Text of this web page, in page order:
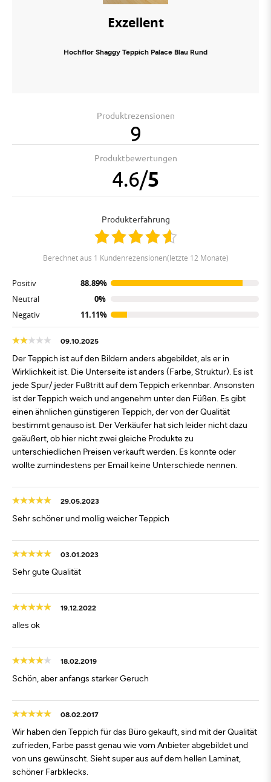
Exzellent
Hochflor Shaggy Teppich Palace Blau Rund
Produktrezensionen
9
Produktbewertungen
4.6/5
Produkterfahrung
berechnet aus 1 Kundenrezensionen(letzte 12 Monate)
Positiv
88.89%
Neutral
0%
Negativ
11.11%
09.10.2025
Der Teppich ist auf den Bildern anders abgebildet, als er in
Wirklichkeit ist. Die Unterseite ist anders (Farbe, Struktur). Es ist
jede Spur/ jeder Fußtritt auf dem Teppich erkennbar. Ansonsten
ist der Teppich weich und angenehm unter den Füßen. Es gibt
einen ähnlichen günstigeren Teppich, der von der Qualität
bestimmt genauso ist. Der Verkäufer hat sich leider nicht dazu
geäußert, ob hier nicht zwei gleiche Produkte zu
unterschiedlichen Preisen verkauft werden. Es konnte oder
wollte zumindestens per Email keine Unterschiede nennen.
29.05.2023
Sehr schöner und mollig weicher Teppich
03.01.2023
Sehr gute Qualität
19.12.2022
alles ok
18.02.2019
Schön, aber anfangs starker Geruch
08.02.2017
Wir haben den Teppich für das Büro gekauft, sind mit der Qualität
zufrieden, Farbe passt genau wie vom Anbieter abgebildet und
von uns gewünscht. Sieht super aus auf dem hellen Laminat,
schöner Farbklecks.